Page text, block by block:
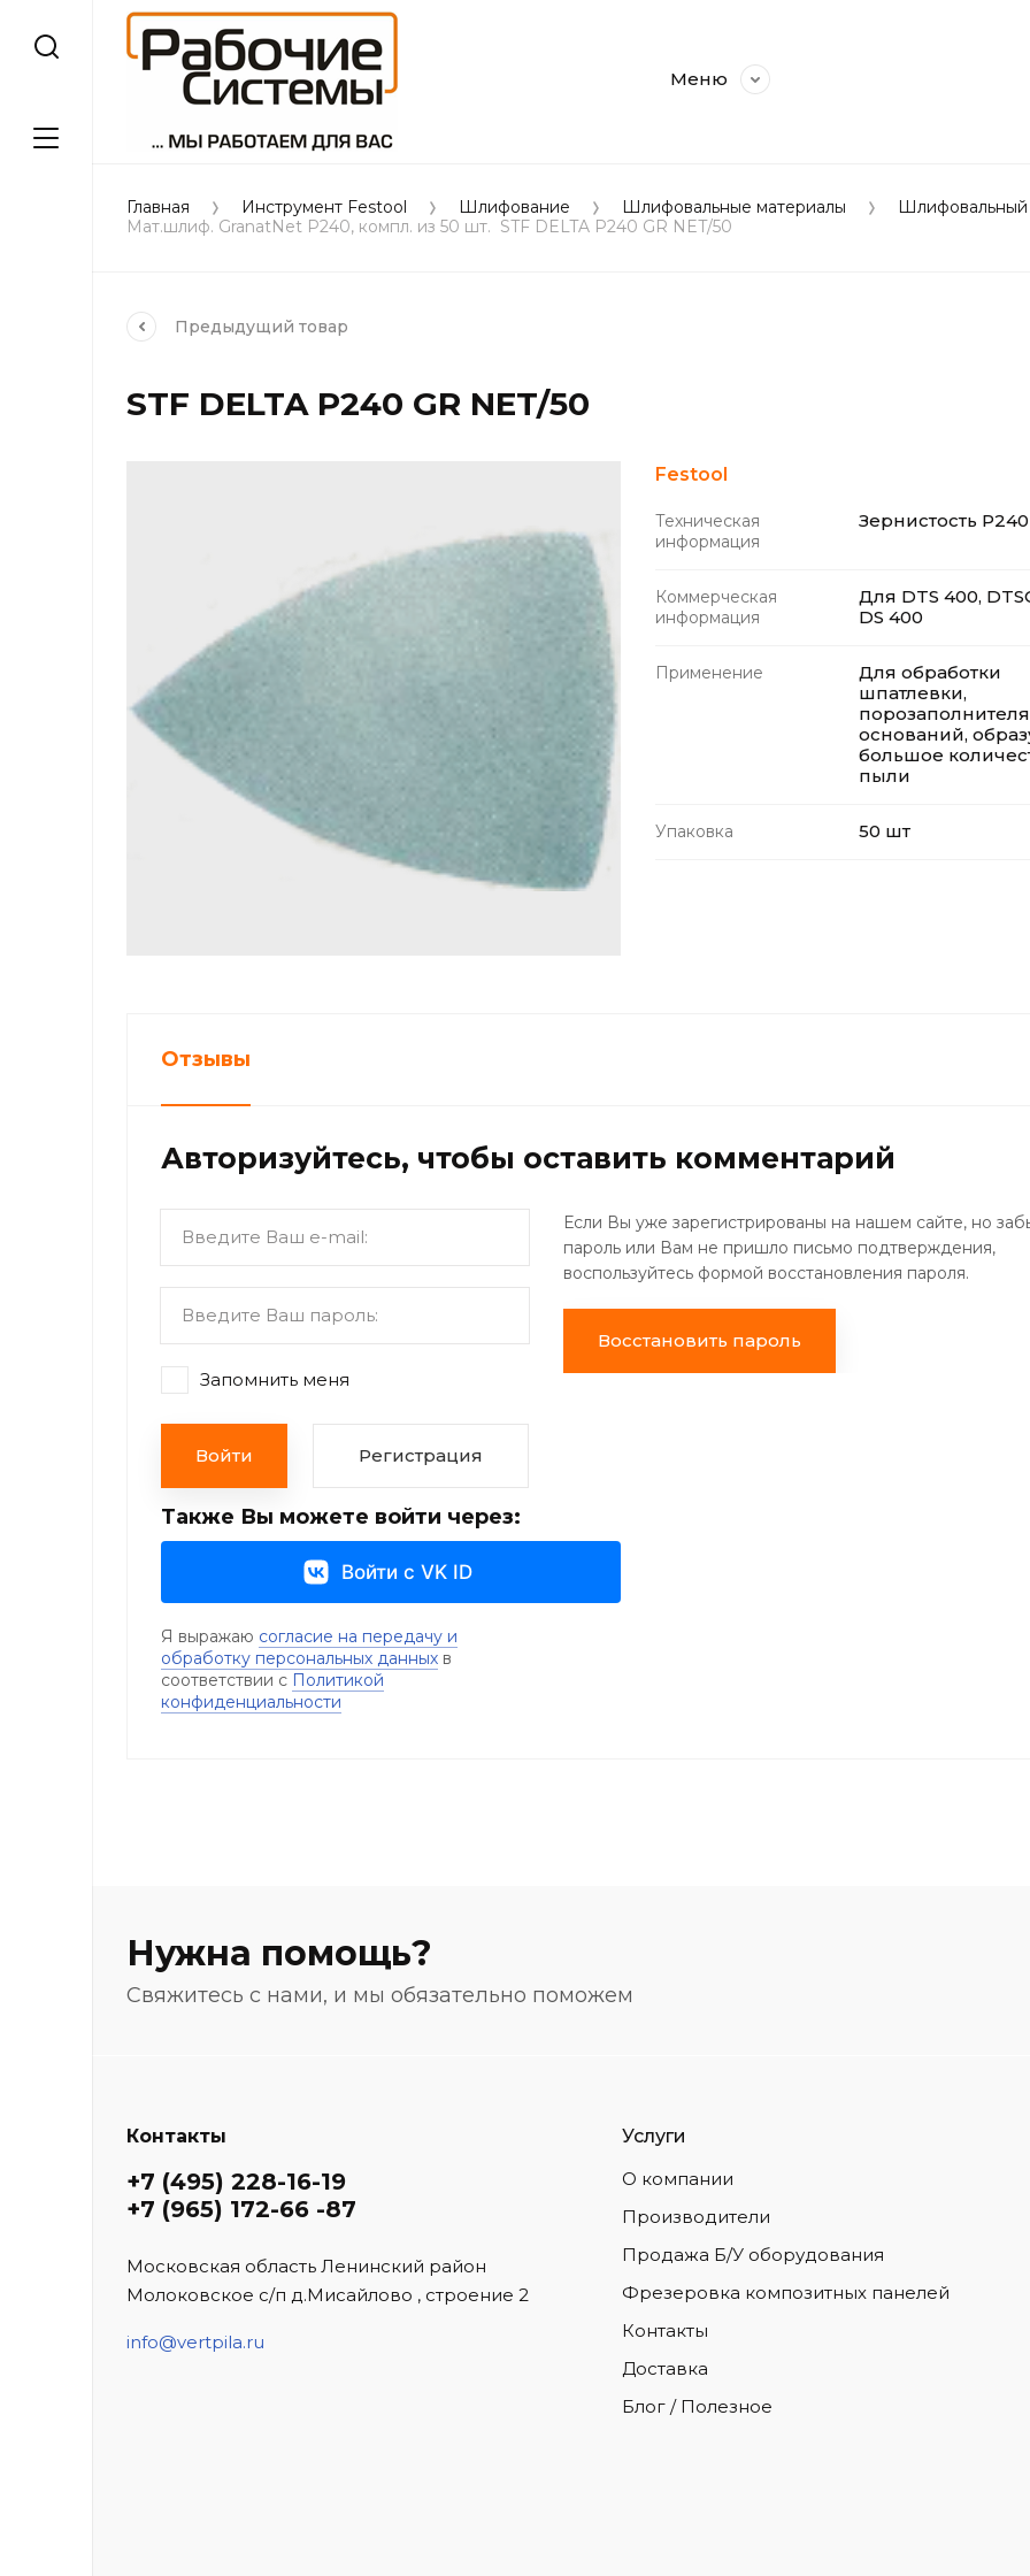
Меню
Главная Инструмент Festool Шлифование Шлифовальные материалы
Шлифовальный
Мат.шлиф. GranatNet P240, компл. из 50 шт.  STF DELTA P240 GR NET/50
Предыдущий товар
STF DELTA P240 GR NET/50
Festool
Техническая
информация
Зернистость P240
Коммерческая
информация
Для DTS 400,
DS 400
Применение
Для обработки
шпатлевки,
оснований,
большое
пыли
Упаковка 50 шт
Отзывы
Авторизуйтесь, чтобы оставить комментарий
Запомнить меня
Войти Регистрация
Если Вы уже зарегистрированы на нашем сайте, но
пароль или Вам не пришло письмо подтверждения,
воспользуйтесь формой восстановления пароля.
Восстановить пароль
Также Вы можете войти через:
Войти с VK ID
Я выражаю согласие на передачу и
обработку персональных данных в
соответствии с Политикой
конфиденциальности
Нужна помощь?
Свяжитесь с нами, и мы обязательно поможем
Контакты
+7 (495) 228-16-19
+7 (965) 172-66 -87
Московская область Ленинский район
Молоковское с/п д.Мисайлово , строение 2
info@vertpila.ru
Услуги
О компании
Производители
Продажа Б/У оборудования
Фрезеровка композитных панелей
Контакты
Доставка
Блог / Полезное